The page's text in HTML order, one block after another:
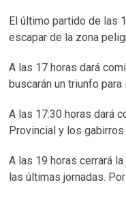
El último partido de las
escapar de la zona
A las 17 horas dará
buscarán un triunfo
A las 17:30 horas dará
Provincial y los
A las 19 horas cerrará
las últimas jornadas.